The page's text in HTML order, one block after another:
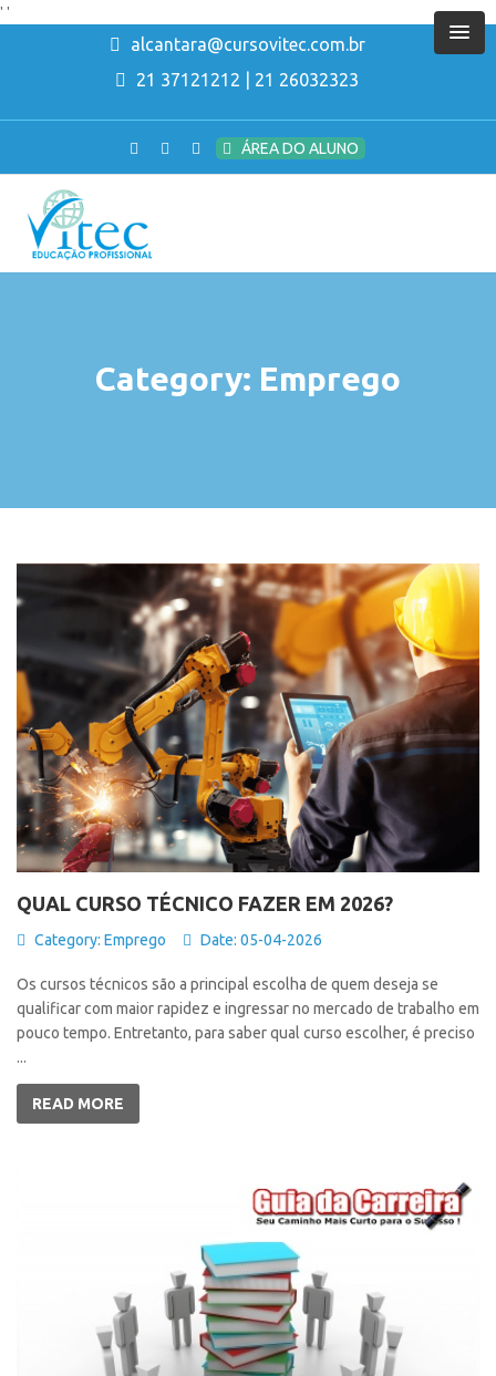
' '
alcantara@cursovitec.com.br
21 37121212 | 21 26032323
ÁREA DO ALUNO
Category: Emprego
QUAL CURSO TÉCNICO FAZER EM 2026?
Category: Emprego Date: 05-04-2026
Os cursos técnicos são a principal escolha de quem deseja se
qualificar com maior rapidez e ingressar no mercado de trabalho em
pouco tempo. Entretanto, para saber qual curso escolher, é preciso
...
READ MORE